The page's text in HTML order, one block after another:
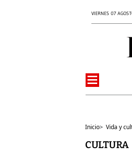
VIERNES 07
Inicio> Vida y
CULTURA